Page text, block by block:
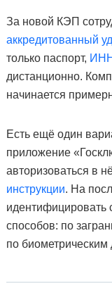
За новой КЭП
аккредитованный
только паспорт, ИНН
дистанционно.
начинается
Есть ещё один
приложение
авторизоваться в
инструкции. На
идентифицировать
способов: по
по